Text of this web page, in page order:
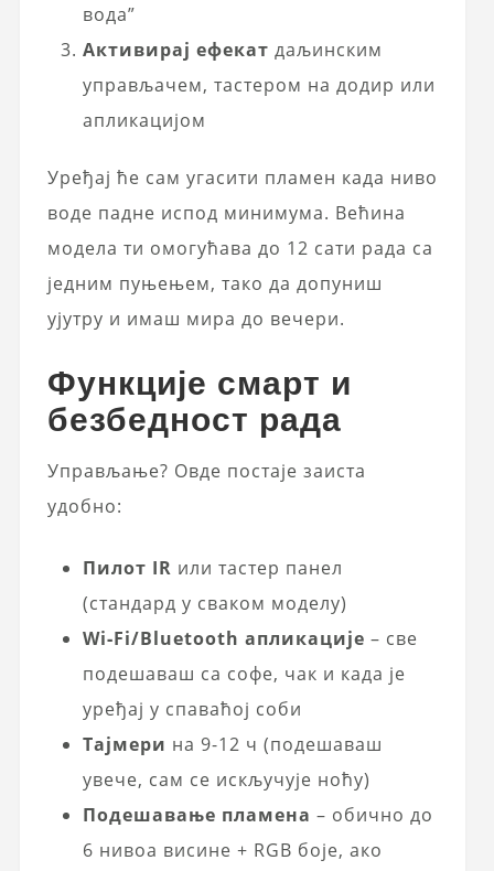
вода”
Активирај ефекат даљинским
управљачем, тастерoм на додир или
апликацијом
Уређај ће сам угасити пламен када ниво
воде падне испод минимума. Већина
модела ти омогућава до 12 сати рада са
једним пуњењем, тако да допуниш
ујутру и имаш мира до вечери.
Функције смарт и
безбедност рада
Управљање? Овде постаје заиста
удобно:
Пилот IR или тастер панел
(стандард у сваком моделу)
Wi‑Fi/Bluetooth апликације – све
подешаваш са софе, чак и када је
уређај у спаваћој соби
Тајмери на 9-12 ч (подешаваш
увече, сам се искључује ноћу)
Подешавање пламена – обично до
6 нивоа висине + RGB боје, ако